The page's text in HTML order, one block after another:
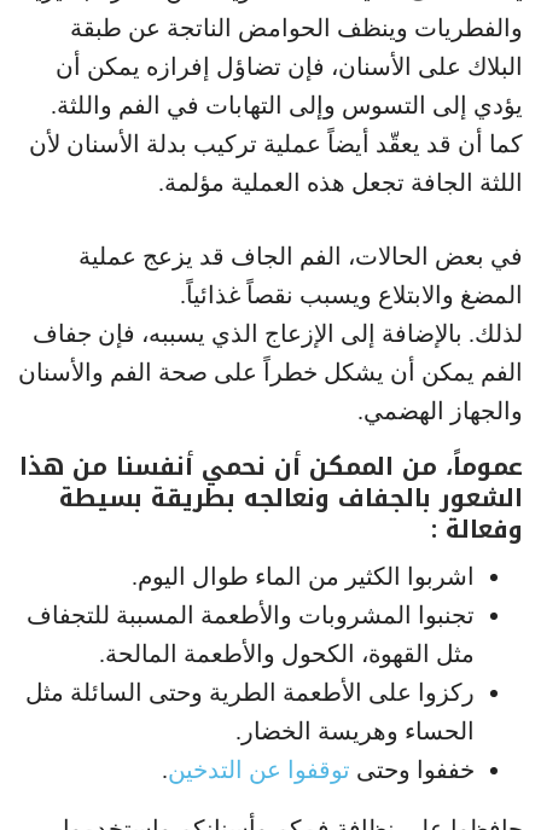
والفطريات وينظف الحوامض الناتجة عن طبقة
البلاك على الأسنان، فإن تضاؤل إفرازه يمكن أن
يؤدي إلى التسوس وإلى التهابات في الفم واللثة.
كما أن قد يعقّد أيضاً عملية تركيب بدلة الأسنان لأن
اللثة الجافة تجعل هذه العملية مؤلمة.
في بعض الحالات، الفم الجاف قد يزعج عملية
المضغ والابتلاع ويسبب نقصاً غذائياً.
لذلك. بالإضافة إلى الإزعاج الذي يسببه، فإن جفاف
الفم يمكن أن يشكل خطراً على صحة الفم والأسنان
والجهاز الهضمي.
عموماً، من الممكن أن نحمي أنفسنا من هذا
الشعور بالجفاف ونعالجه بطريقة بسيطة
وفعالة :
اشربوا الكثير من الماء طوال اليوم.
تجنبوا المشروبات والأطعمة المسببة للتجفاف
مثل القهوة، الكحول والأطعمة المالحة.
ركزوا على الأطعمة الطرية وحتى السائلة مثل
الحساء وهريسة الخضار.
خففوا وحتى توقفوا عن التدخين.